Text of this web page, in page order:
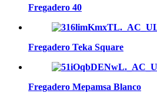
Fregadero 40
Fregadero Teka Square
Fregadero Mepamsa Blanco